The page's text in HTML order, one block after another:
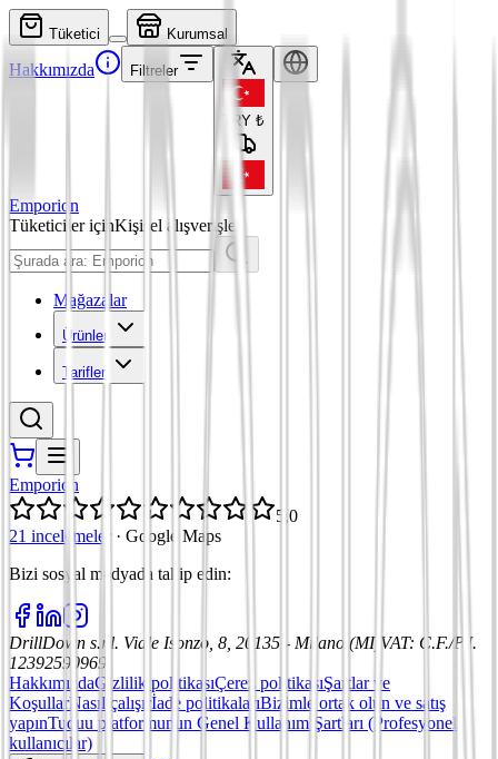
Tüketici Kurumsal
Hakkımızda Filtreler
TRY ₺
Emporion
Tüketiciler içinKişisel alışverişler
Mağazalar
Ürünler
Tarifler
Emporion
5,0
21 incelemeler
· Google Maps
Bizi sosyal medyada takip edin:
DrillDown s.r.l. Viale Isonzo, 8, 20135 - Milano (MI) VAT: C.F./P.I.
12392590969
HakkımızdaGizlilik politikasıÇerez politikasıŞartlar ve
KoşullarNasıl çalışırİade politikalarıBizimle ortak olun ve satış
yapınTuduu platformunun Genel Kullanım Şartları (Profesyonel
kullanıcılar)